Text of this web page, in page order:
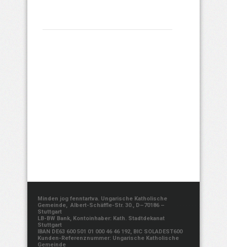
Minden jog fenntartva. Ungarische Katholische
Gemeinde, Albert-Schäffle-Str. 30., D–70186 –
Stuttgart
LB-BW Bank, Kontoinhaber: Kath. Stadtdekanat
Stuttgart
IBAN DE63 600 501 01 000 46 46 192, BIC SOLADEST600
Kunden-Referenznummer: Ungarische Katholische
Gemeinde